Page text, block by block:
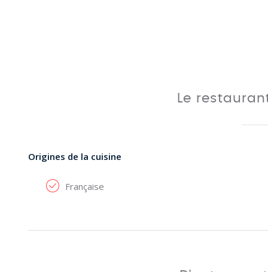
Le
Origines de la cuisine
Française